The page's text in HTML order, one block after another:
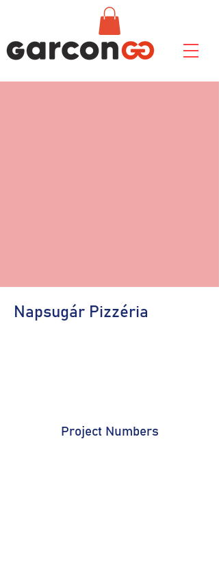
Napsugár Pizzéria
Project Numbers